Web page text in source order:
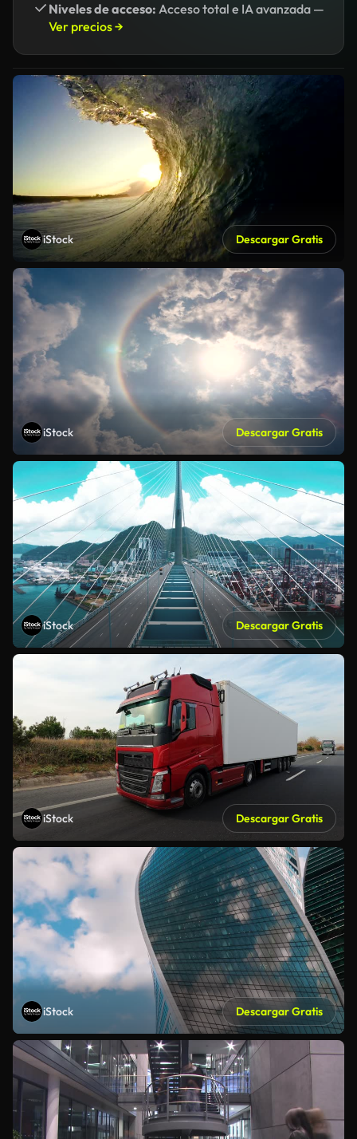
Niveles de acceso: Acceso total e IA avanzada —
Ver precios →
iStock Descargar Gratis
iStock Descargar Gratis
iStock Descargar Gratis
iStock Descargar Gratis
iStock Descargar Gratis